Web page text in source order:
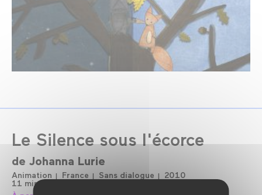
Le Silence sous l'écorce
de Johanna Lurie
Animation France Sans dialogue
2010
11 min